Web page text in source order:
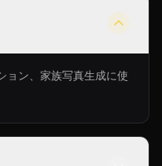
ョン、家族写真生成に使